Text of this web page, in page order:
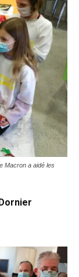
Macron a aidé les